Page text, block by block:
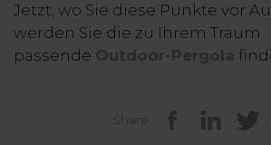
Jetzt, wo Sie diese Punkte vor
werden Sie die zu Ihrem Traum
passende Outdoor-Pergola
Share